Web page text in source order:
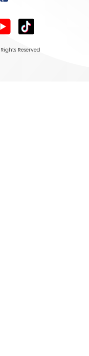
Rights Reserved